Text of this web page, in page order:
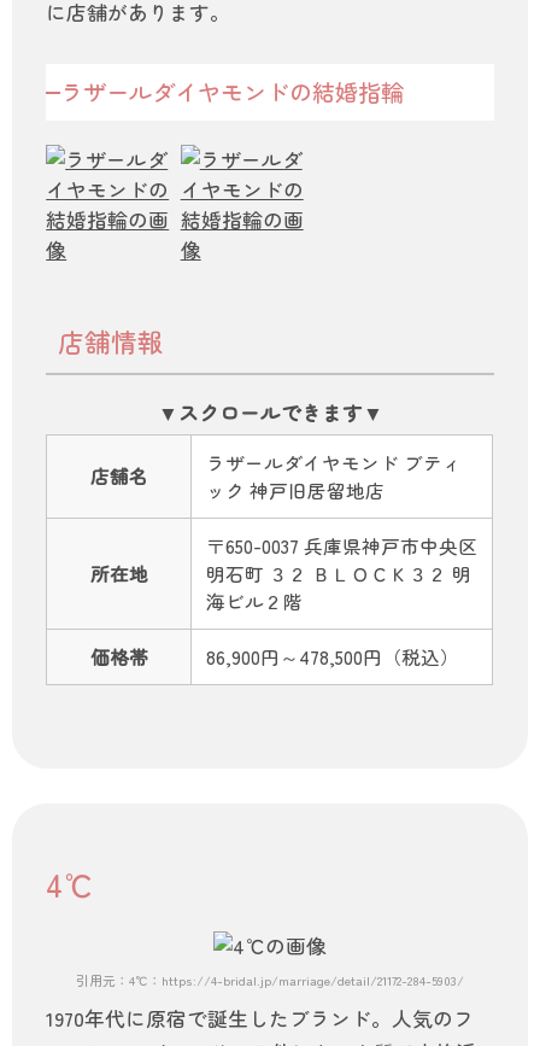
に店舗があります。
ラザールダイヤモンドの結婚指輪
店舗情報
店舗名
ラザールダイヤモンド ブティ
ック 神戸旧居留地店
所在地
〒650-0037 兵庫県神戸市中央区
明石町 ３２ ＢＬＯＣＫ３２ 明
海ビル２階
価格帯 86,900円～478,500円（税込）
4℃
引用元：4℃：https://4-bridal.jp/marriage/detail/21172-284-5903/
1970年代に原宿で誕生したブランド。人気のフ